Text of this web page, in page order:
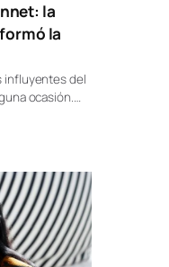
la
la
influyentes del
ocasión.…